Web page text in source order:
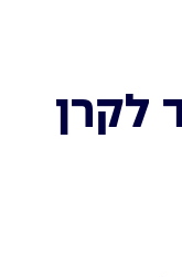
לקרן